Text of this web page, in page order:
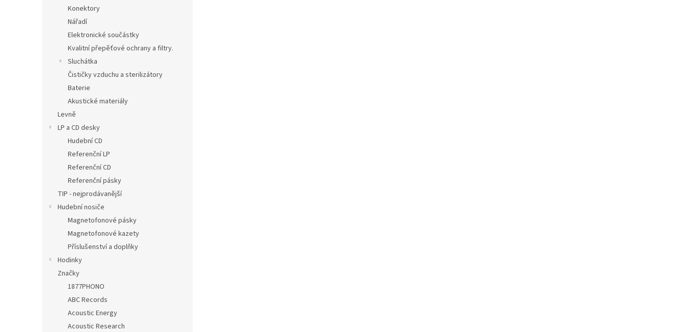
Konektory
Nářadí
Elektronické součástky
Kvalitní přepěťové ochrany a filtry.
Sluchátka
Čističky vzduchu a sterilizátory
Baterie
Akustické materiály
Levně
LP a CD desky
Hudební CD
Referenční LP
Referenční CD
Referenční pásky
TIP - nejprodávanější
Hudební nosiče
Magnetofonové pásky
Magnetofonové kazety
Příslušenství a doplňky
Hodinky
Značky
1877PHONO
ABC Records
Acoustic Energy
Acoustic Research